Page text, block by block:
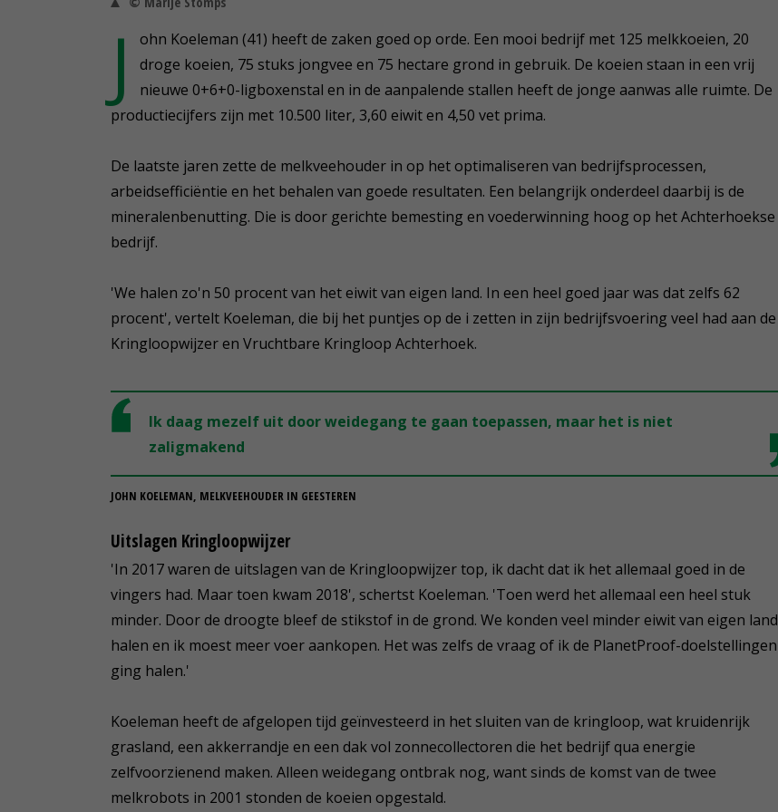
J
ohn Koeleman (41) heeft de zaken goed op orde. Een mooi bedrijf met 125 melkkoeien, 20
droge koeien, 75 stuks jongvee en 75 hectare grond in gebruik. De koeien staan in een vrij
nieuwe 0+6+0-ligboxenstal en in de aanpalende stallen heeft de jonge aanwas alle ruimte. De
productiecijfers zijn met 10.500 liter, 3,60 eiwit en 4,50 vet prima.
De laatste jaren zette de melkveehouder in op het optimaliseren van bedrijfsprocessen,
arbeidsefficiëntie en het behalen van goede resultaten. Een belangrijk onderdeel daarbij is de
mineralenbenutting. Die is door gerichte bemesting en voederwinning hoog op het Achterhoekse
bedrijf.
'We halen zo'n 50 procent van het eiwit van eigen land. In een heel goed jaar was dat zelfs 62
procent', vertelt Koeleman, die bij het puntjes op de i zetten in zijn bedrijfsvoering veel had aan de
Kringloopwijzer en Vruchtbare Kringloop Achterhoek.
Ik daag mezelf uit door weidegang te gaan toepassen, maar het is niet
zaligmakend
JOHN KOELEMAN, MELKVEEHOUDER IN GEESTEREN
Uitslagen Kringloopwijzer
'In 2017 waren de uitslagen van de Kringloopwijzer top, ik dacht dat ik het allemaal goed in de
vingers had. Maar toen kwam 2018', schertst Koeleman. 'Toen werd het allemaal een heel stuk
minder. Door de droogte bleef de stikstof in de grond. We konden veel minder eiwit van eigen land
halen en ik moest meer voer aankopen. Het was zelfs de vraag of ik de PlanetProof-doelstellingen
ging halen.'
Koeleman heeft de afgelopen tijd geïnvesteerd in het sluiten van de kringloop, wat kruidenrijk
grasland, een akkerrandje en een dak vol zonnecollectoren die het bedrijf qua energie
zelfvoorzienend maken. Alleen weidegang ontbrak nog, want sinds de komst van de twee
melkrobots in 2001 stonden de koeien opgestald.